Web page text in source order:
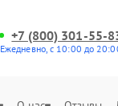
+7 (800) 301-55-
Ежедневно, с 10:00 до